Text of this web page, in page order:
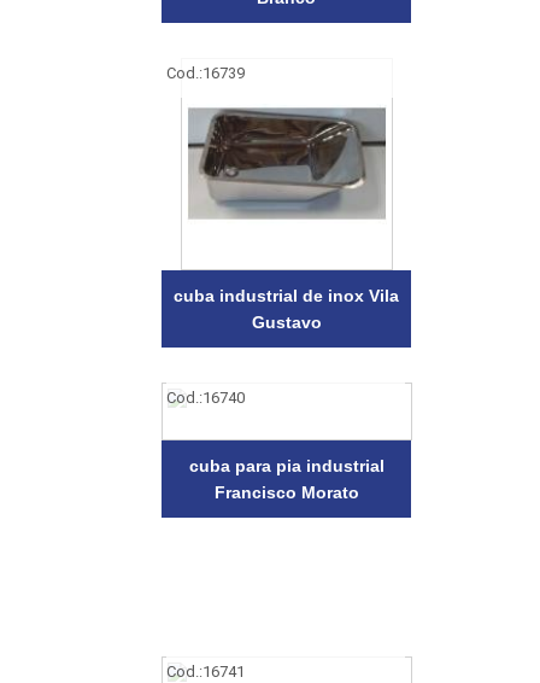
Cod.:16739
cuba industrial de inox Vila
Gustavo
Cod.:16740
cuba para pia industrial
Francisco Morato
Cod.:16741